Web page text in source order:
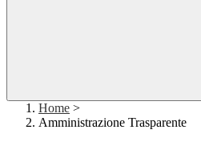
Home >
Amministrazione Trasparente